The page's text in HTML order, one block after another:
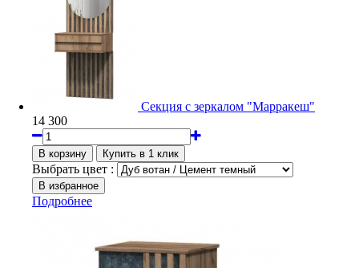
Секция с зеркалом "Марракеш"
14 300
Выбрать цвет :
Подробнее